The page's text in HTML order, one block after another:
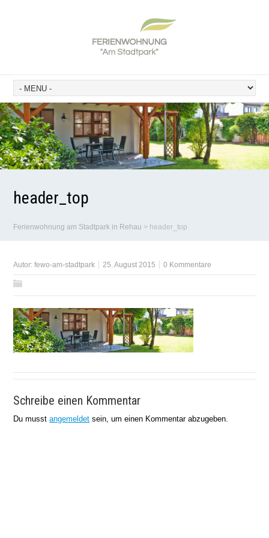
header_top
Ferienwohnung am Stadtpark in Rehau > header_top
Autor:fewo-am-stadtpark 25. August 2015 0 Kommentare
Schreibe einen Kommentar
Du musstangemeldet sein, um einen Kommentar abzugeben.